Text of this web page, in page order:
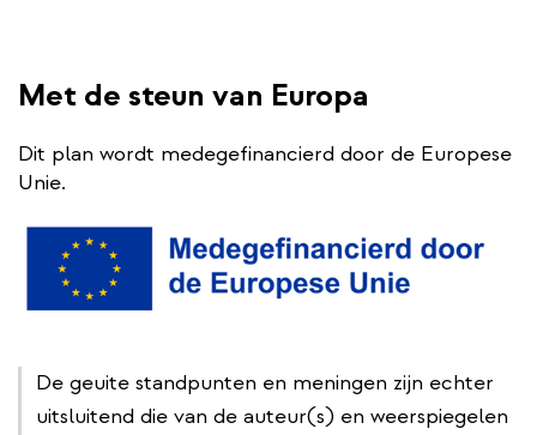
Met de steun van Europa
Dit plan wordt medegefinancierd door de Europese
Unie.
De geuite standpunten en meningen zijn echter
uitsluitend die van de auteur(s) en weerspiegelen